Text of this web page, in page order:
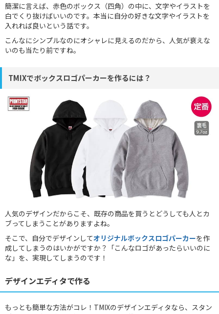
簡潔に言えば、赤色のボックス（四角）の中に、文字やイラストを
白でくり抜けばいいのです。本当に自分の好きな文字やイラストを
入れれば良いという話です。
こんなにシンプルなのにオシャレに見えるのだから、人気が衰えな
いのも当たり前ですね。
TMIXでボックスロゴパーカーを作るには？
人気のデザインだからこそ、既存の商品を買うとどうしても人とカ
ブってしまうことがありますよね。
そこで、自分でデザインしてオリジナルボックスロゴパーカーを作
成してしまうのはいかがですか？「こんなロゴがあったらいいのに
な」を、実現してしまうのです！
デザインエディタで作る
もっとも簡単な方法がコレ！TMIXのデザインエディタなら、スタン